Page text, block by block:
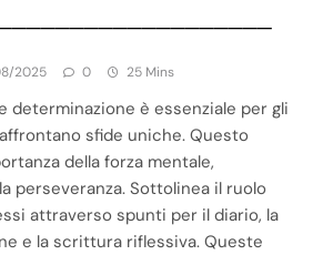
2025 0 25 Mins
determinazione è essenziale per gli
sfide uniche. Questo
della forza mentale,
perseveranza. Sottolinea il ruolo
attraverso spunti per il diario, la
e la scrittura riflessiva. Queste